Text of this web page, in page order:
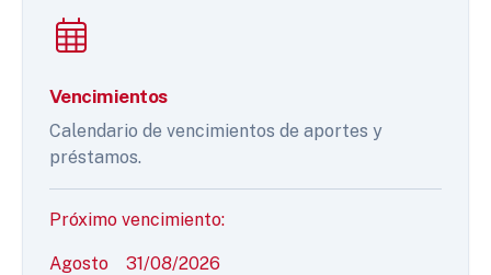
Vencimientos
Calendario de vencimientos de aportes y
préstamos.
Próximo vencimiento:
Agosto 31/08/2026